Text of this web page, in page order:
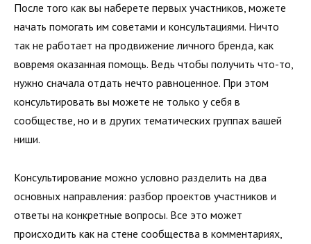
После того как вы наберете первых участников, можете
начать помогать им советами и консультациями. Ничто
так не рабо­тает на продвижение личного бренда, как
вовремя оказанная помощь. Ведь чтобы получить что-то,
нужно сначала отдать нечто равноценное. При этом
консультировать вы можете не только у себя в
сообществе, но и в других тематических группах вашей
ниши.
Консультирование можно условно разделить на два
основ­ных направления: разбор проектов участников и
ответы на конкретные вопросы. Все это может
происходить как на стене сообщества в комментариях,